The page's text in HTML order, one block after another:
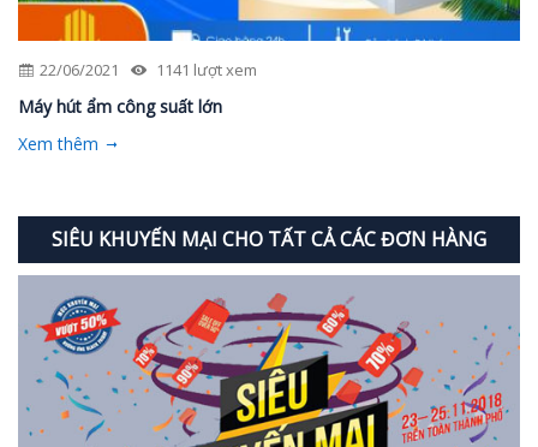
22/06/2021 1141 lượt xem
Máy hút ẩm công suất lớn
Xem thêm
SIÊU KHUYẾN MẠI CHO TẤT CẢ CÁC ĐƠN HÀNG